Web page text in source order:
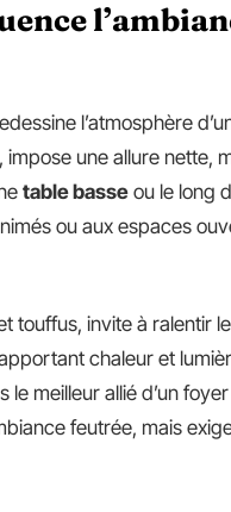
l’atmosphère
impose une allure nette,
table basse ou le long
ou aux espaces
touffus, invite à ralentir
chaleur et
le meilleur allié d’un
feutrée, mais